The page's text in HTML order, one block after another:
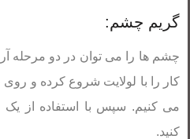
گریم چشم:
چشم ها را می توان در دو مرحله
کار را با لولایت شروع کرده و
می کنیم. سپس با استفاده از یک
کنید.